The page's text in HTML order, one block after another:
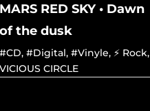
MARS RED SKY • Dawn
of the dusk
#CD, #Digital, #Vinyle, ⚡ Rock,
VICIOUS CIRCLE